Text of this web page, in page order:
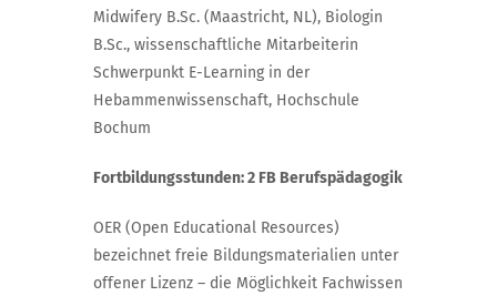
Midwifery B.Sc. (Maastricht, NL), Biologin
B.Sc., wissenschaftliche Mitarbeiterin
Schwerpunkt E-Learning in der
Hebammenwissenschaft, Hochschule
Bochum
Fortbildungsstunden: 2 FB Berufspädagogik
OER (Open Educational Resources)
bezeichnet freie Bildungsmaterialien unter
offener Lizenz – die Möglichkeit Fachwissen